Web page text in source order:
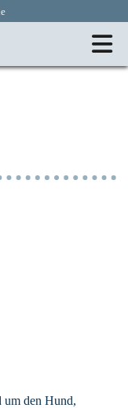
den Hund,